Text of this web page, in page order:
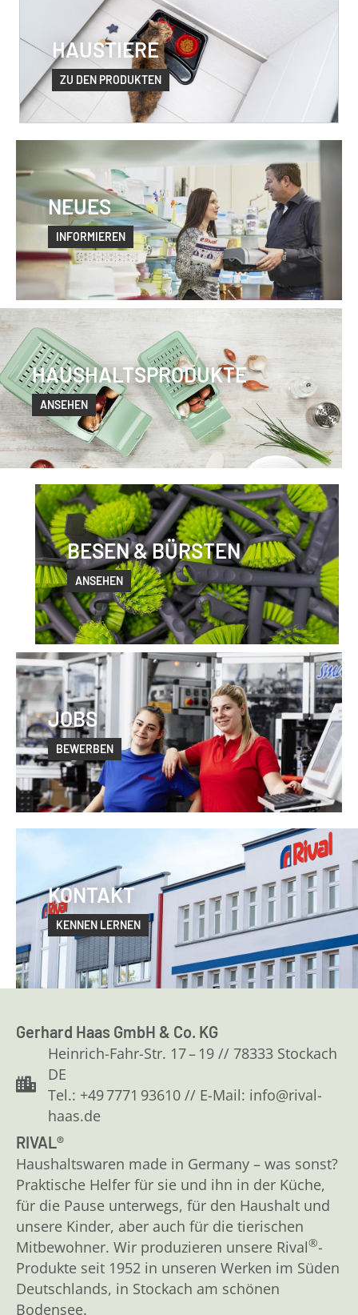
HAUSTIERE
ZU DEN PRODUKTEN
NEUES
INFORMIEREN
HAUSHALTSPRODUKTE
ANSEHEN
BESEN & BÜRSTEN
ANSEHEN
JOBS
BEWERBEN
KONTAKT
KENNEN LERNEN
Gerhard Haas GmbH & Co. KG
Heinrich-Fahr-Str. 17 – 19 // 78333 Stockach
DE
Tel.: +49 7771 93610 // E-Mail: info@rival-
haas.de
RIVAL®
Haushaltswaren made in Germany – was sonst?
Praktische Helfer für sie und ihn in der Küche,
für die Pause unterwegs, für den Haushalt und
unsere Kinder, aber auch für die tierischen
Mitbewohner. Wir produzieren unsere Rival®-
Produkte seit 1952 in unseren Werken im Süden
Deutschlands, in Stockach am schönen
Bodensee.